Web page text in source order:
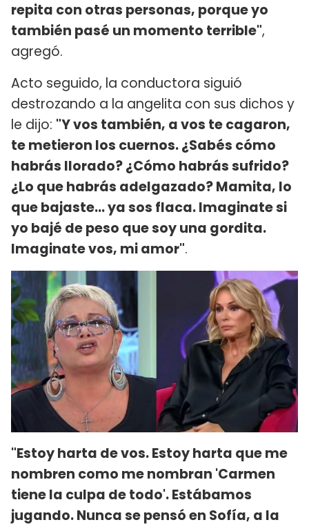
repita con otras personas, porque yo
también pasé un momento terrible",
agregó.
Acto seguido, la conductora siguió
destrozando a la angelita con sus dichos y
le dijo: "Y vos también, a vos te cagaron,
te metieron los cuernos. ¿Sabés cómo
habrás llorado? ¿Cómo habrás sufrido?
¿Lo que habrás adelgazado? Mamita, lo
que bajaste... ya sos flaca. Imaginate si
yo bajé de peso que soy una gordita.
Imaginate vos, mi amor".
"Estoy harta de vos. Estoy harta que me
nombren como me nombran 'Carmen
tiene la culpa de todo'. Estábamos
jugando. Nunca se pensó en Sofía, a la